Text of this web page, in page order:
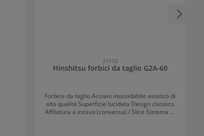
21112
Hinshitsu forbici da taglio G2A-60
Forbice da taglio Acciaio inossidabile asiatico di
alta qualità Superficie lucidata Design classico
Affilatura a incavo (convessa) / Slice Sistema di